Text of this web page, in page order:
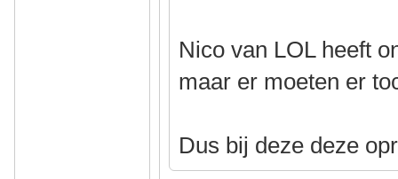
Nico van LOL heeft
maar er moeten er
Dus bij deze deze